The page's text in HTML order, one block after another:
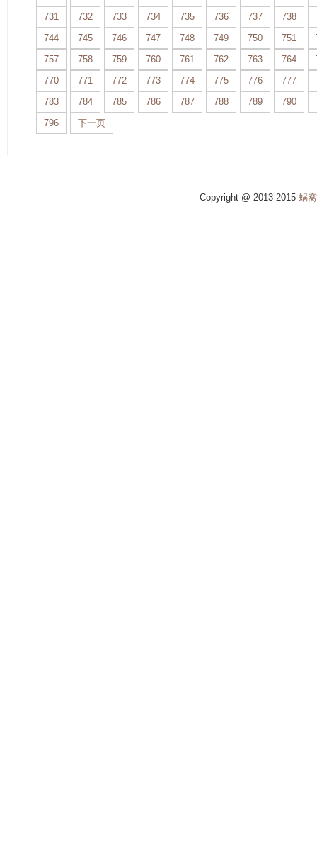
731
732 733 734 735 736 737 738
744
745 746 747 748 749 750 751
757
758 759 760 761 762 763 764
770
771 772 773 774 775 776 777
783
784 785 786 787 788 789 790
796
下一页
Copyright @ 2013-2015 蜗